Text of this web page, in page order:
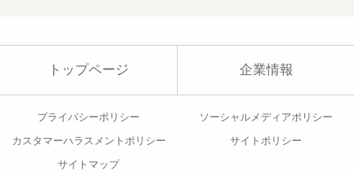
トップページ 企業情報
プライバシーポリシー ソーシャルメディアポリシー
カスタマーハラスメントポリシー サイトポリシー
サイトマップ